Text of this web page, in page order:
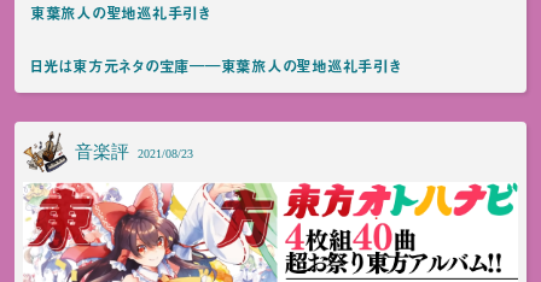
東葉旅人の聖地巡礼手引き
日光は東方元ネタの宝庫――東葉旅人の聖地巡礼手引き
音楽評 2021/08/23